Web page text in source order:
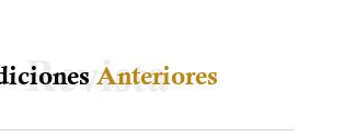
Anteriores